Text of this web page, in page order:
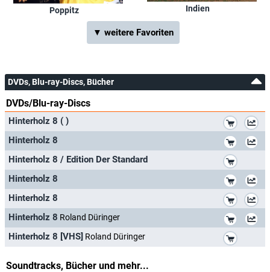
Poppitz Indien
▼ weitere Favoriten
DVDs, Blu-ray-Discs, Bücher
DVDs/Blu-ray-Discs
Hinterholz 8 ( )
Hinterholz 8
Hinterholz 8 / Edition Der Standard
Hinterholz 8
Hinterholz 8
Hinterholz 8 Roland Düringer
Hinterholz 8 [VHS] Roland Düringer
Soundtracks, Bücher und mehr...